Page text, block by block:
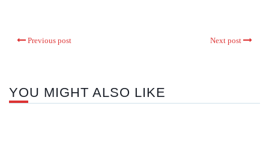
Previous post Next post
YOU MIGHT ALSO LIKE